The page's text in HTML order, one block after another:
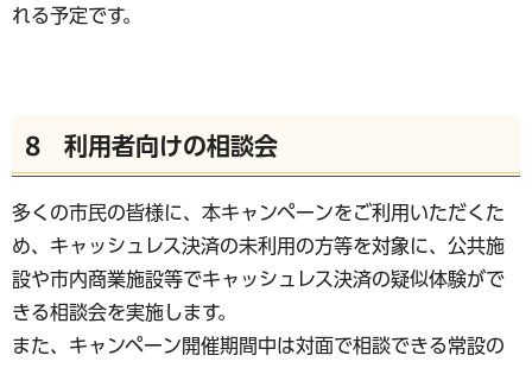
れる予定です。
8 利用者向けの相談会
多くの市民の皆様に、本キャンペーンをご利用いただくた
め、キャッシュレス決済の未利用の方等を対象に、公共施
設や市内商業施設等でキャッシュレス決済の疑似体験がで
きる相談会を実施します。
また、キャンペーン開催期間中は対面で相談できる常設の